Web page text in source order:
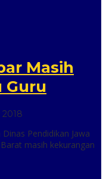
Masih
Guru
online
Pendidikan Jawa
masih kekurangan